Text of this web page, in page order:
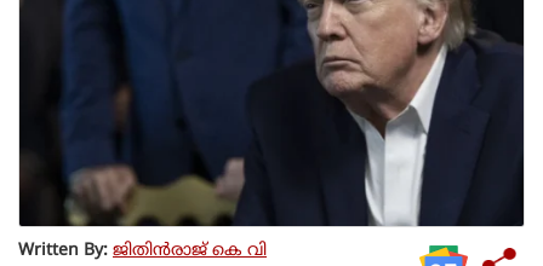
Written By: ജിതിൻരാജ് കെ വി